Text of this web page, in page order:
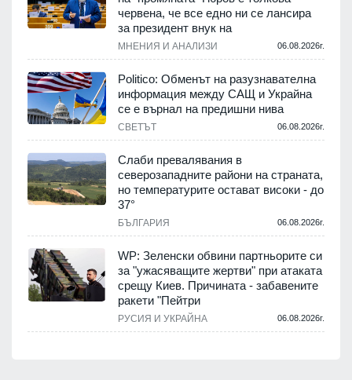
червена, че все едно ни се лансира
за президент внук на
МНЕНИЯ И АНАЛИЗИ 06.08.2026г.
Politico: Обменът на разузнавателна
информация между САЩ и Украйна
се е върнал на предишни нива
СВЕТЪТ 06.08.2026г.
Слаби превалявания в
северозападните райони на страната,
но температурите остават високи - до
37°
БЪЛГАРИЯ 06.08.2026г.
WP: Зеленски обвини партньорите си
за "ужасяващите жертви" при атаката
срещу Киев. Причината - забавените
ракети "Пейтри
РУСИЯ И УКРАЙНА 06.08.2026г.